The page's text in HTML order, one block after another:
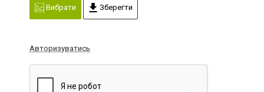
Вибрати
Зберегти
Авторизуватись